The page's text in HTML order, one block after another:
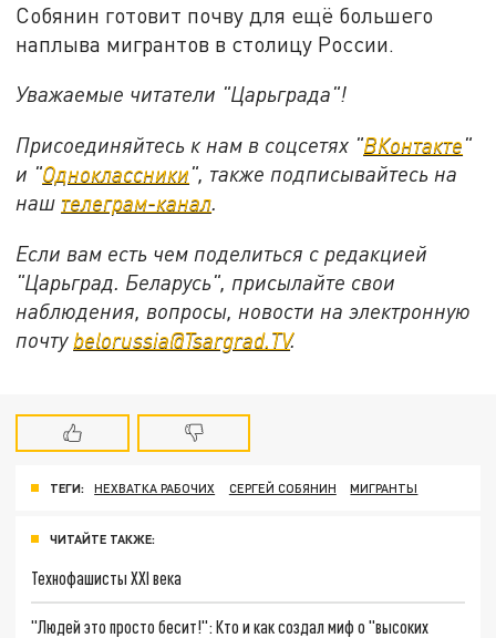
Собянин готовит почву для ещё большего
наплыва мигрантов в столицу России.
Уважаемые читатели "Царьграда"!
Присоединяйтесь к нам в соцсетях "ВКонтакте"
и "Одноклассники", также подписывайтесь на
наш телеграм-канал.
Если вам есть чем поделиться с редакцией
"Царьград. Беларусь", присылайте свои
наблюдения, вопросы, новости на электронную
почту belorussia@Tsargrad.TV.
ТЕГИ: НЕХВАТКА РАБОЧИХ СЕРГЕЙ СОБЯНИН МИГРАНТЫ
ЧИТАЙТЕ ТАКЖЕ:
Технофашисты XXI века
"Людей это просто бесит!": Кто и как создал миф о "высоких